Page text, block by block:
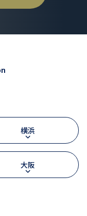
横浜
大阪